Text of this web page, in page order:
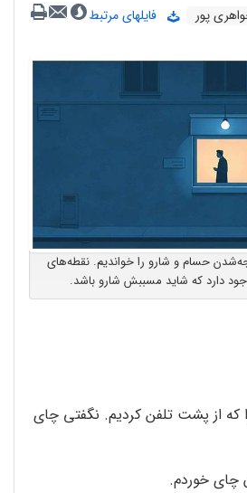
پور
فایلهای مرتبط
حسام و شارو را خواندیم. نقطه‌های
دارد که شاید مسببش شارو باشد.
که از پشت تلفن کردیم. نگفتی چای
چای خوردم.